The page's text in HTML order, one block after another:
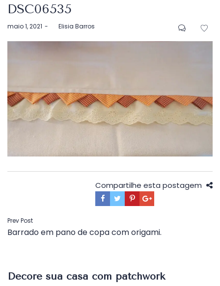
DSC06535
Postado
maio 1, 2021 byElisia Barros
Compartilhe esta postagem
Navegação
de
Prev Post
Barrado em pano de copa com origami.
Decore sua casa com patchwork